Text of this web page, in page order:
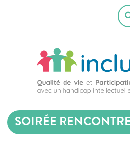
SOIRÉE